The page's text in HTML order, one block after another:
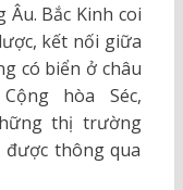
Bắc Kinh coi
kết nối giữa
có biển ở châu
hòa Séc,
thị trường
thông qua